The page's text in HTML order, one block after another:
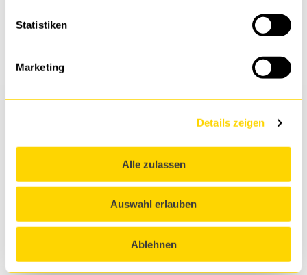
Statistiken
Marketing
Details zeigen
Alle zulassen
Auswahl erlauben
Ablehnen
JETZT AUSPROBIEREN
JETZT AUSPROBIEREN